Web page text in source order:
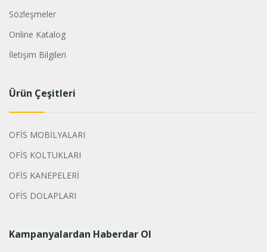
Sözleşmeler
Online Katalog
İletişim Bilgileri
Ürün Çeşitleri
OFİS MOBİLYALARI
OFİS KOLTUKLARI
OFİS KANEPELERİ
OFİS DOLAPLARI
Kampanyalardan Haberdar Ol